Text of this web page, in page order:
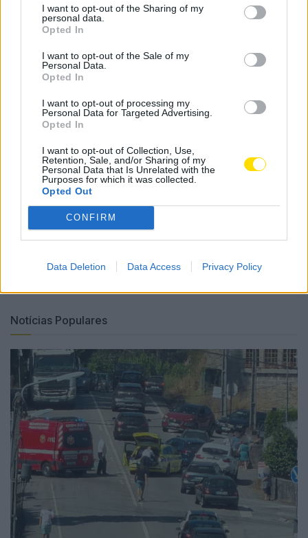
I want to opt-out of the Sharing of my
personal data.
Opted In
I want to opt-out of the Sale of my
Personal Data.
Opted In
I want to opt-out of processing my
Personal Data for Targeted Advertising.
Opted In
I want to opt-out of Collection, Use,
Retention, Sale, and/or Sharing of my
Personal Data that Is Unrelated with the
Purposes for which it was collected.
Opted Out
CONFIRM
Data Deletion Data Access Privacy Policy
estão convidadas a tomar parte ativa nesta
celebração, fazendo-se representar pelos seguintes
Santíssimo Sacramento ou do Sagrado Coração de
Jesus) e Acólitos com o Turíbulo.
Esta celebração «constitui um momento privilegiado de
oração diante de Jesus Sacramentado, presente e
vivo no Pão da Eucaristia, que Se parte e reparte para
Se oferecer como alimento de salvação e penhor da
nossa alegria», refere o Arciprestado.
Tags:
igreja matriz
nova procissão
Notícias Populares